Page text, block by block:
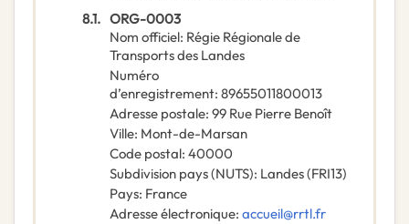
8.1. ORG-0003
Nom officiel: Régie Régionale de
Transports des Landes
Numéro
d’enregistrement: 89655011800013
Adresse postale: 99 Rue Pierre Benoît
Ville: Mont-de-Marsan
Code postal: 40000
Subdivision pays (NUTS): Landes(FRI13)
Pays: France
Adresse électronique: accueil@rrtl.fr